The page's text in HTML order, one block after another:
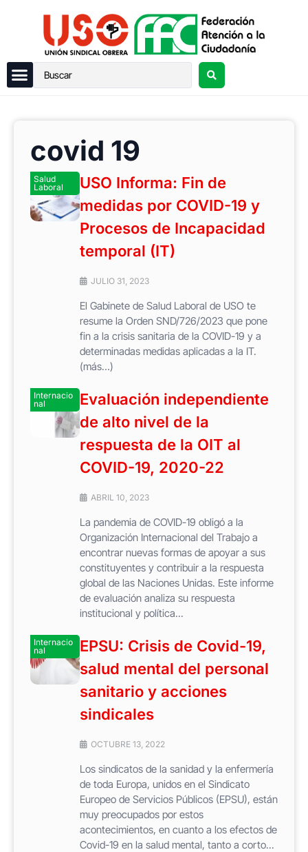
covid 19
Salud
Laboral
USO Informa: Fin de
medidas por COVID-19 y
Procesos de Incapacidad
temporal (IT)
JULIO 31, 2023
El Gabinete de Salud Laboral de USO te
resume la Orden SND/726/2023 que pone
fin a la crisis sanitaria de la COVID-19 y a
determinadas medidas aplicadas a la IT.
(más…)
Internacio
nal
Evaluación independiente
de alto nivel de la
respuesta de la OIT al
COVID-19, 2020-22
ABRIL 10, 2023
La pandemia de COVID-19 obligó a la
Organización Internacional del Trabajo a
encontrar nuevas formas de apoyar a sus
constituyentes y contribuir a la respuesta
global de las Naciones Unidas. Este informe
de evaluación analiza su respuesta
institucional y política...
Internacio
nal
EPSU: Crisis de Covid-19,
salud mental del personal
sanitario y acciones
sindicales
OCTUBRE 13, 2022
Los sindicatos de la sanidad y la enfermería
de toda Europa, unidos en el Sindicato
Europeo de Servicios Públicos (EPSU), están
muy preocupados por estos
acontecimientos, en cuanto a los efectos de
Covid-19 en la salud mental, tanto a corto...